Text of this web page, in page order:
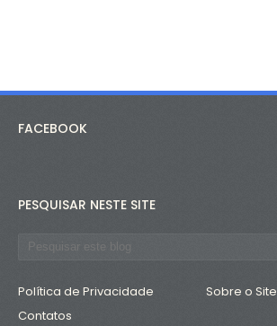
FACEBOOK
PESQUISAR NESTE SITE
Política de Privacidade
Sobre o Site
Contatos